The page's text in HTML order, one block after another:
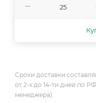
Сроки доставки
от 2-х до 14-ти дней по
менеджера).